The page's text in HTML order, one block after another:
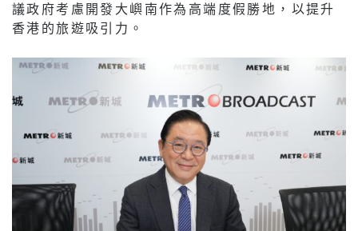
議政府考慮開發大嶼南作為高端度假勝地，以提升
香港的旅遊吸引力。